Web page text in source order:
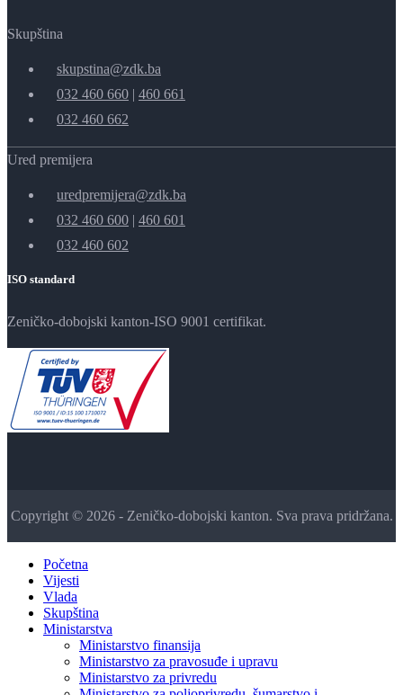
Skupština
skupstina@zdk.ba
032 460 660 | 460 661
032 460 662
Ured premijera
uredpremijera@zdk.ba
032 460 600 | 460 601
032 460 602
ISO standard
Zeničko-dobojski kanton-ISO 9001 certifikat.
Copyright © 2026 - Zeničko-dobojski kanton. Sva prava pridržana.
Početna
Vijesti
Vlada
Skupština
Ministarstva
Ministarstvo finansija
Ministarstvo za pravosuđe i upravu
Ministarstvo za privredu